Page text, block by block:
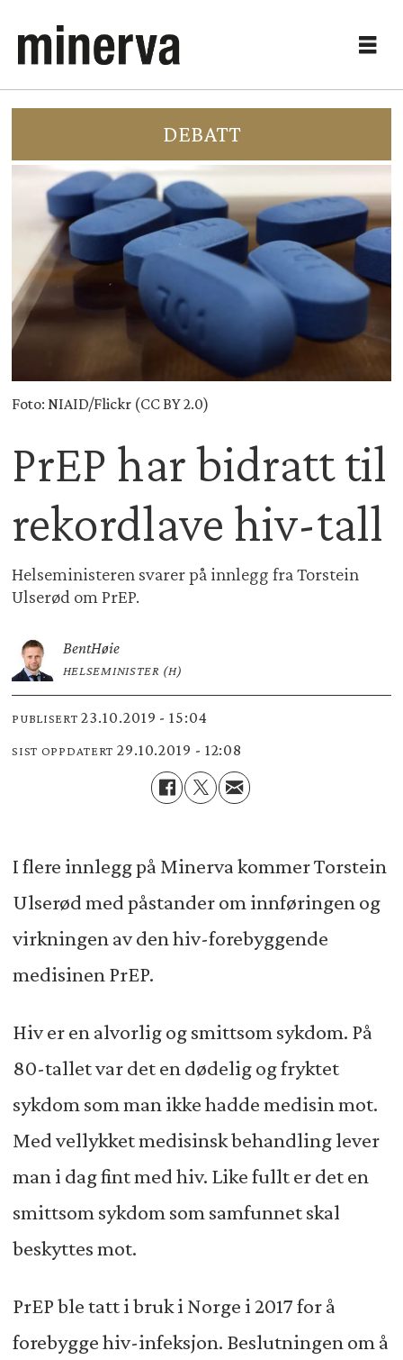
DEBATT
Foto: NIAID/Flickr (CC BY 2.0)
PrEP har bidratt til
rekordlave hiv-tall
Helseministeren svarer på innlegg fra Torstein
Ulserød om PrEP.
BentHøie
HELSEMINISTER (H)
PUBLISERT 23.10.2019 - 15:04
SIST OPPDATERT 29.10.2019 - 12:08
I flere innlegg på Minerva kommer Torstein
Ulserød med påstander om innføringen og
virkningen av den hiv-forebyggende
medisinen PrEP.
Hiv er en alvorlig og smittsom sykdom. På
80-tallet var det en dødelig og fryktet
sykdom som man ikke hadde medisin mot.
Med vellykket medisinsk behandling lever
man i dag fint med hiv. Like fullt er det en
smittsom sykdom som samfunnet skal
beskyttes mot.
PrEP ble tatt i bruk i Norge i 2017 for å
forebygge hiv-infeksjon. Beslutningen om å